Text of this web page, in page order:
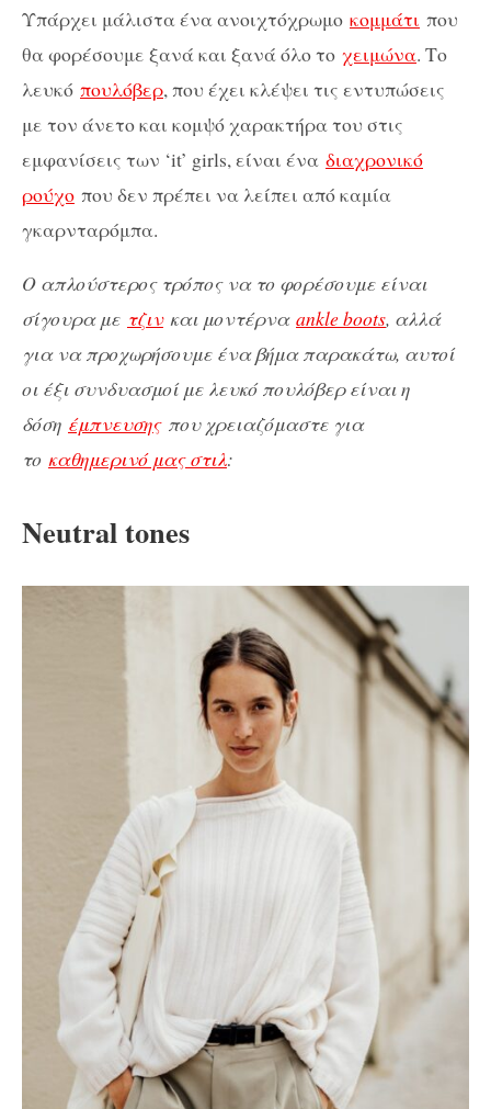
Υπάρχει μάλιστα ένα ανοιχτόχρωμο κομμάτι που
θα φορέσουμε ξανά και ξανά όλο το χειμώνα. Το
λευκό πουλόβερ, που έχει κλέψει τις εντυπώσεις
με τον άνετο και κομψό χαρακτήρα του στις
εμφανίσεις των ‘it’ girls, είναι ένα διαχρονικό
ρούχο που δεν πρέπει να λείπει από καμία
γκαρνταρόμπα.
Ο απλούστερος τρόπος να το φορέσουμε είναι
σίγουρα με τζινκαι μοντέρνα ankle boots, αλλά
για να προχωρήσουμε ένα βήμα παρακάτω, αυτοί
οι έξι συνδυασμοί με λευκό πουλόβερ είναι η
δόση έμπνευσηςπου χρειαζόμαστε για
το καθημερινό μας στιλ:
Neutral tones